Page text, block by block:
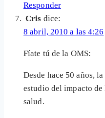
Responder
Cris dice:
8 abril, 2010 a las 4:26
Fíate tú de la OMS:
Desde hace 50 años,
estudio del impacto
salud.